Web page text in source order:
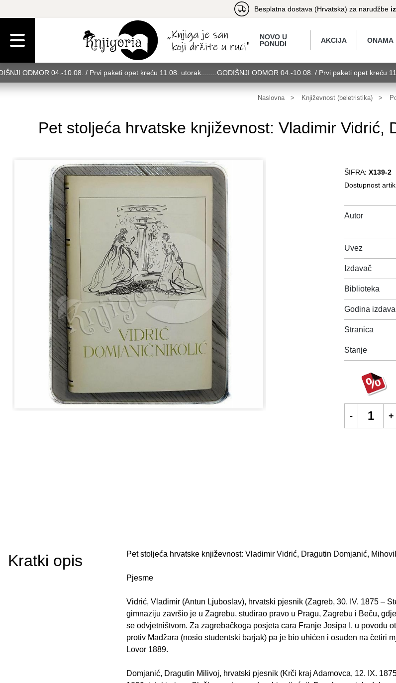
Besplatna dostava (Hrvatska) za narudžbe
NOVO U
PONUDI
AKCIJA ONAMA
ODMOR 04.-10.08. / Prvi paketi opet kreću 11.08. utorak........GODIŠNJI ODMOR 04.-10.08. / Prvi paketi opet kreću
ODMOR 04.-10.08. / Prvi paketi opet kreću 11.08. utorak........GODIŠNJI ODMOR 04.-10.08. / Prvi paketi
utorak........GODIŠNJI ODMOR 04.-10.08. / Prvi paketi opet kreću 11.08. utorak........GODIŠNJI ODMOR 04.-10.08. / Prvi
Naslovna Književnost (beletristika)
Pet stoljeća hrvatske književnost: Vladimir Vidrić,
ŠIFRA: X139-2
Dostupnost
Autor
Uvez
Izdavač
Biblioteka
Godina
Stranica
Stanje
Kratki opis Pet stoljeća hrvatske književnost: Vladimir Vidrić, Dragutin Domjanić,
Pjesme
Vidrić, Vladimir (Antun Ljuboslav), hrvatski pjesnik (Zagreb, 30. IV. 1875 –
gimnaziju završio je u Zagrebu, studirao pravo u Pragu, Zagrebu i Beču,
se odvjetništvom. Za zagrebačkoga posjeta cara Franje Josipa I. u povodu
protiv Madžara (nosio studentski barjak) pa je bio uhićen i osuđen na četiri
Lovor 1889.
Domjanić, Dragutin Milivoj, hrvatski pjesnik (Krči kraj Adamovca, 12. IX.